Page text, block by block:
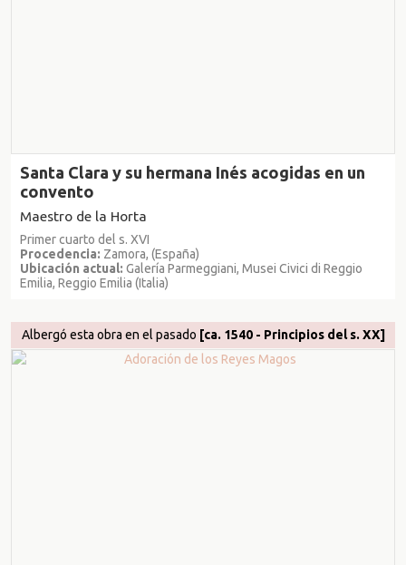
Santa Clara y su hermana Inés acogidas en un
convento
Maestro de la Horta
Primer cuarto del s. XVI
Procedencia: Zamora, (España)
Ubicación actual: Galería Parmeggiani, Musei Civici di Reggio
Emilia, Reggio Emilia (Italia)
Albergó esta obra en el pasado [ca. 1540 - Principios del s. XX]